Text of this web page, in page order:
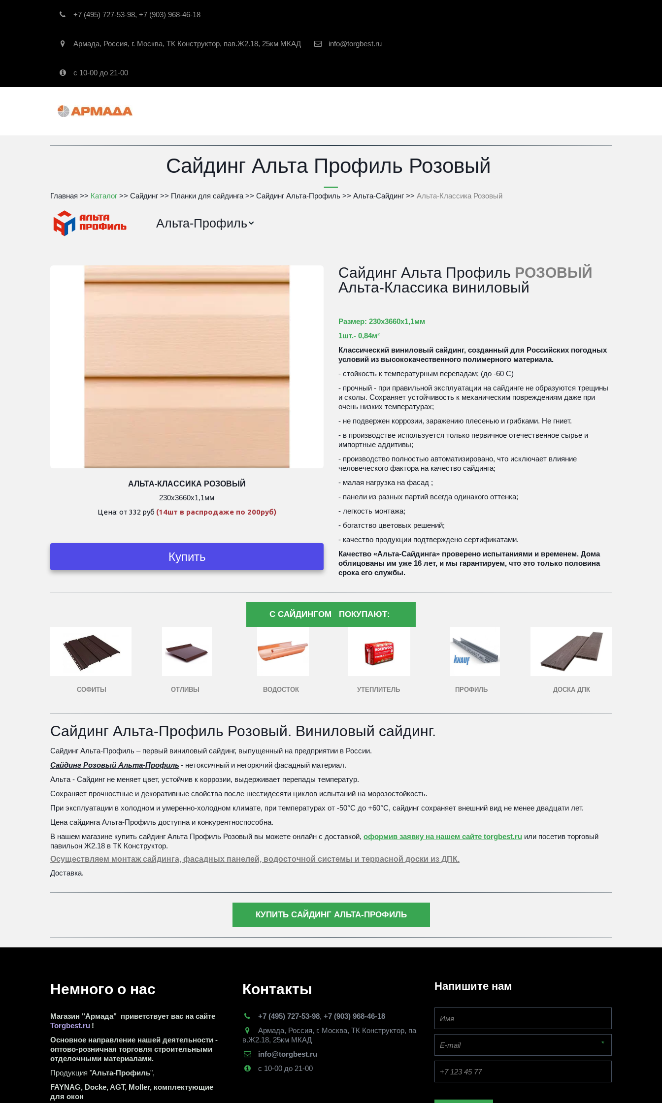
+7 (495) 727-53-98, +7 (903) 968-46-18
Армада, Россия, г. Москва, ТК Конструктор, пав.Ж2.18, 25км МКАД info@torgbest.ru
с 10-00 до 21-00
Сайдинг Альта Профиль Розовый
Главная >> Каталог >> Сайдинг >> Планки для сайдинга >> Сайдинг Альта-Профиль >> Альта-Сайдинг >> Альта-Классика Розовый
Альта-Профиль
АЛЬТА-КЛАССИКА РОЗОВЫЙ
230х3660х1,1мм
Цена: от 332 руб (14шт в распродаже по 200руб)
Купить
Сайдинг Альта Профиль РОЗОВЫЙ
Альта-Классика виниловый
Размер: 230х3660х1,1мм
1шт.- 0,84м²
Классический виниловый сайдинг, созданный для Российских погодных
условий из высококачественного полимерного материала.
- стойкость к температурным перепадам; (до -60 С)
- прочный - при правильной эксплуатации на сайдинге не образуются трещины
и сколы. Сохраняет устойчивость к механическим повреждениям даже при
очень низких температурах;
- не подвержен коррозии, заражению плесенью и грибками. Не гниет.
- в производстве используется только первичное отечественное сырье и
импортные аддитивы;
- производство полностью автоматизировано, что исключает влияние
человеческого фактора на качество сайдинга;
- малая нагрузка на фасад ;
- панели из разных партий всегда одинакого оттенка;
- легкость монтажа;
- богатство цветовых решений;
- качество продукции подтверждено сертификатами.
Качество «Альта-Сайдинга» проверено испытаниями и временем. Дома
облицованы им уже 16 лет, и мы гарантируем, что это только половина
срока его службы.
С САЙДИНГОМ ПОКУПАЮТ:
СОФИТЫ ОТЛИВЫ ВОДОСТОК УТЕПЛИТЕЛЬ ПРОФИЛЬ ДОСКА ДПК
Сайдинг Альта-Профиль Розовый. Виниловый сайдинг.
Сайдинг Альта-Профиль – первый виниловый сайдинг, выпущенный на предприятии в России.
Сайдинг Розовый Альта-Профиль - нетоксичный и негорючий фасадный материал.
Альта - Сайдинг не меняет цвет, устойчив к коррозии, выдерживает перепады температур.
Сохраняет прочностные и декоративные свойства после шестидесяти циклов испытаний на морозостойкость.
При эксплуатации в холодном и умеренно-холодном климате, при температурах от -50°С до +60°С, сайдинг сохраняет внешний вид не менее двадцати лет.
Цена сайдинга Альта-Профиль доступна и конкурентноспособна.
В нашем магазине купить сайдинг Альта Профиль Розовый вы можете онлайн с доставкой, оформив заявку на нашем сайте torgbest.ru или посетив торговый
павильон Ж2.18 в ТК Конструктор.
Осуществляем монтаж сайдинга, фасадных панелей, водосточной системы и террасной доски из ДПК.
Доставка.
КУПИТЬ САЙДИНГ АЛЬТА-ПРОФИЛЬ
Немного о нас
Магазин "Армада"  приветствует вас на сайте
Torgbest.ru !
Основное направление нашей деятельности -
оптово-розничная торговля строительными
отделочными материалами.
Продукция "Альта-Профиль",
FAYNAG, Docke, AGT, Moller, комплектующие
для окон
Контакты
+7 (495) 727-53-98, +7 (903) 968-46-18
Армада, Россия, г. Москва, ТК Конструктор, па
в.Ж2.18, 25км МКАД
info@torgbest.ru
с 10-00 до 21-00
Напишите нам
*